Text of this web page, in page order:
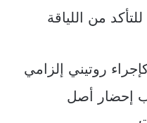
للتأكد من اللياقة
روتيني إلزامي
إحضار أصل